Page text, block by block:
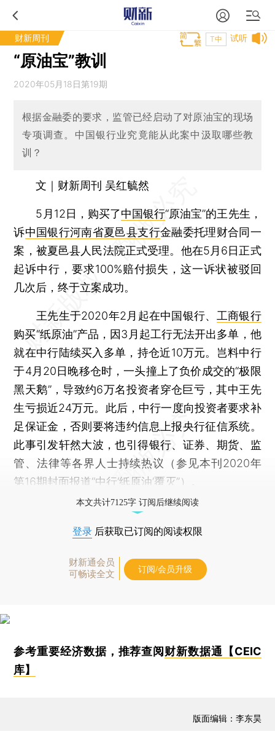
财新周刊 试听
T中
“原油宝”教训
2020年05月18日第19期
根据金融委的要求，监管已经启动了对原油宝的现场
专项调查。中国银行业究竟能从此案中汲取哪些教
训？
文｜财新周刊 吴红毓然
5月12日，购买了中国银行“原油宝”的王先生，
诉中国银行河南省夏邑县支行金融委托理财合同一
案，被夏邑县人民法院正式受理。他在5月6日正式
起诉中行，要求100%赔付损失，这一诉状被驳回
几次后，终于立案成功。
王先生于2020年2月起在中国银行、 工商银行
购买“纸原油”产品，因3月起工行无法开出多单，他
就在中行陆续买入多单，持仓近10万元。岂料中行
于4月20日晚移仓时，一头撞上了负价成交的“极限
黑天鹅”，导致约6万名投资者穿仓巨亏，其中王先
生亏损近24万元。此后，中行一度向投资者要求补
足保证金，否则要将违约信息上报央行征信系统。
此事引发轩然大波，也引得银行、证券、期货、监
管、法律等各界人士持续热议（参见本刊2020年
第16期封面报道“中行‘纸原油’覆灭”）。
本文共计7125字 订阅后继续阅读
登录 后获取已订阅的阅读权限
财新通会员
可畅读全文
订阅/会员升级
参考重要经济数据，推荐查阅 财新数据通【CEIC
库】
版面编辑：李东昊